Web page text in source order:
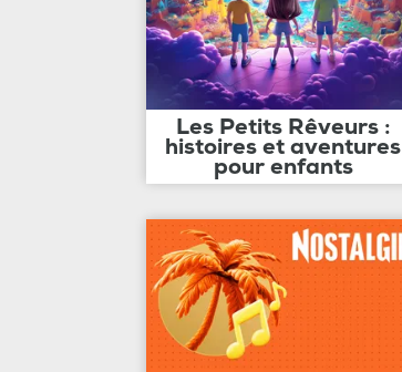
Les Petits Rêveurs :
histoires et aventures
pour enfants